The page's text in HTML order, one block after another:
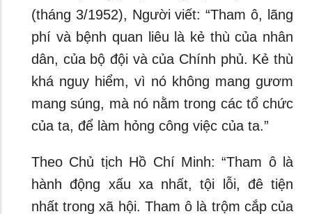
(tháng 3/1952), Người viết: “Tham ô, lãng
phí và bệnh quan liêu là kẻ thù của nhân
dân, của bộ đội và của Chính phủ. Kẻ thù
khá nguy hiểm, vì nó không mang gươm
mang súng, mà nó nằm trong các tổ chức
của ta, để làm hỏng công việc của ta.”
Theo Chủ tịch Hồ Chí Minh: “Tham ô là
hành động xấu xa nhất, tội lỗi, đê tiện
nhất trong xã hội. Tham ô là trộm cắp của